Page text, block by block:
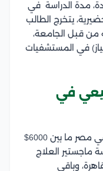
مدة الدراسة في
يتخرج الطالب
من قبل الجامعة،
في المستشفيات
في
تتراوح تكلفة دراسة العلاج الطبيعي في مصر ما بين 6000$
ماجستير العلاج
القاهرة، وباقى